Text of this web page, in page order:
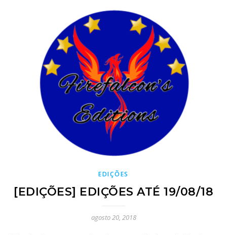
EDIÇÕES
[EDIÇÕES] EDIÇÕES ATÉ 19/08/18
agosto 20, 2018